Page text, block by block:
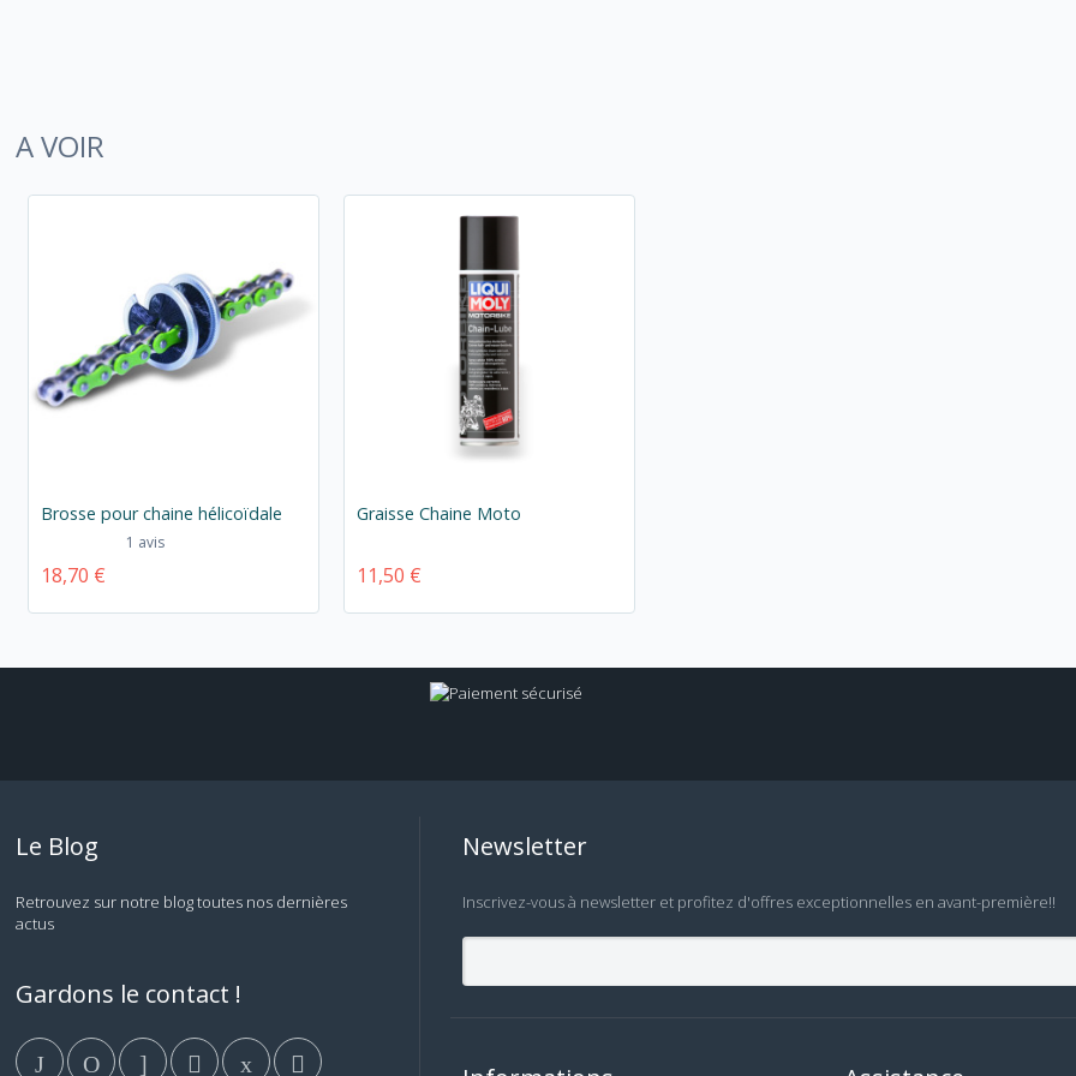
A VOIR
Brosse pour chaine hélicoïdale
1 avis
18,70 €
Graisse Chaine Moto
11,50 €
Le Blog
Retrouvez sur notre blog toutes nos dernières
actus
Gardons le contact !
Newsletter
Inscrivez-vous à newsletter et profitez d'offres exceptionnelles en avant-première!!